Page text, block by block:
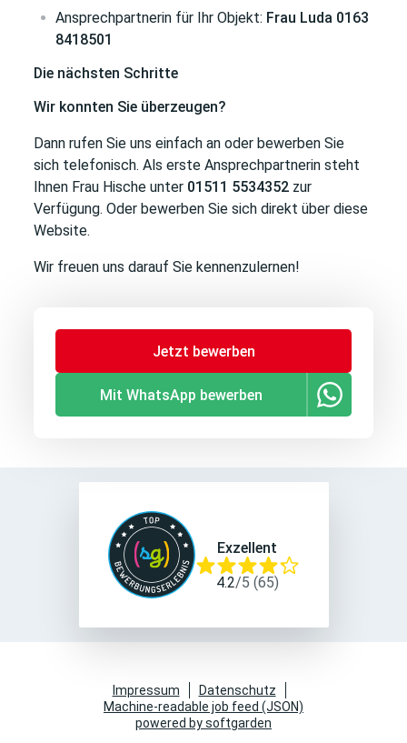
Ansprechpartnerin für Ihr Objekt: Frau Luda 0163
8418501
Die nächsten Schritte
Wir konnten Sie überzeugen?
Dann rufen Sie uns einfach an oder bewerben Sie
sich telefonisch. Als erste Ansprechpartnerin steht
Ihnen Frau Hische unter 01511 5534352 zur
Verfügung. Oder bewerben Sie sich direkt über diese
Website.
Wir freuen uns darauf Sie kennenzulernen!
Jetzt bewerben
Mit WhatsApp bewerben
Exzellent
4.2/5 (65)
Impressum
Datenschutz
Machine-readable job feed (JSON)
powered by softgarden